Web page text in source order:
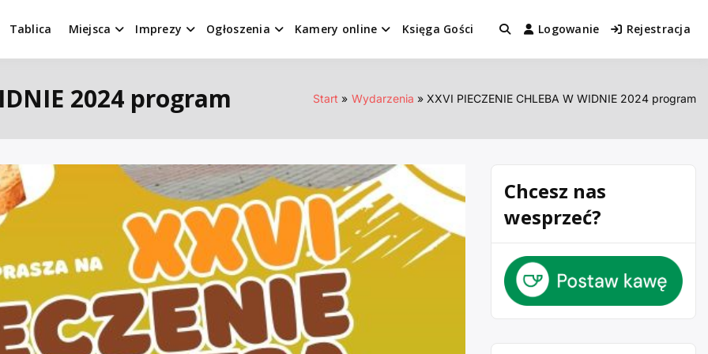
Tablica Miejsca Imprezy Ogłoszenia Kamery online Księga Gości Logowanie Rejestracja
2024 program Start Wydarzenia XXVI PIECZENIE CHLEBA W WIDNIE 2024 program
Chcesz nas
wesprzeć?